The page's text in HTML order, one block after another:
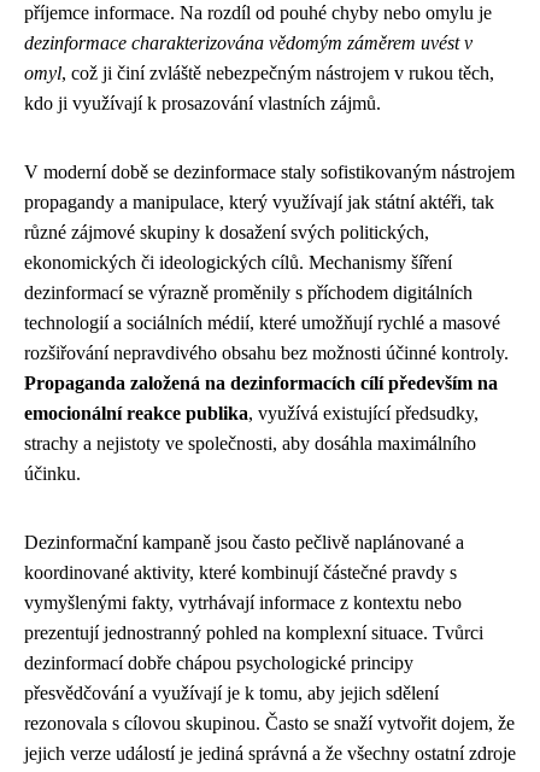
příjemce informace. Na rozdíl od pouhé chyby nebo omylu je
dezinformace charakterizována vědomým záměrem uvést v
omyl, což ji činí zvláště nebezpečným nástrojem v rukou těch,
kdo ji využívají k prosazování vlastních zájmů.
V moderní době se dezinformace staly sofistikovaným nástrojem
propagandy a manipulace, který využívají jak státní aktéři, tak
různé zájmové skupiny k dosažení svých politických,
ekonomických či ideologických cílů. Mechanismy šíření
dezinformací se výrazně proměnily s příchodem digitálních
technologií a sociálních médií, které umožňují rychlé a masové
rozšiřování nepravdivého obsahu bez možnosti účinné kontroly.
Propaganda založená na dezinformacích cílí především na
emocionální reakce publika, využívá existující předsudky,
strachy a nejistoty ve společnosti, aby dosáhla maximálního
účinku.
Dezinformační kampaně jsou často pečlivě naplánované a
koordinované aktivity, které kombinují částečné pravdy s
vymyšlenými fakty, vytrhávají informace z kontextu nebo
prezentují jednostranný pohled na komplexní situace. Tvůrci
dezinformací dobře chápou psychologické principy
přesvědčování a využívají je k tomu, aby jejich sdělení
rezonovala s cílovou skupinou. Často se snaží vytvořit dojem, že
jejich verze událostí je jediná správná a že všechny ostatní zdroje